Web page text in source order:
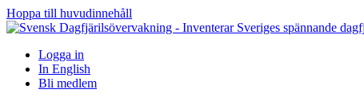
Hoppa till huvudinnehåll
Logga in
In English
Bli medlem